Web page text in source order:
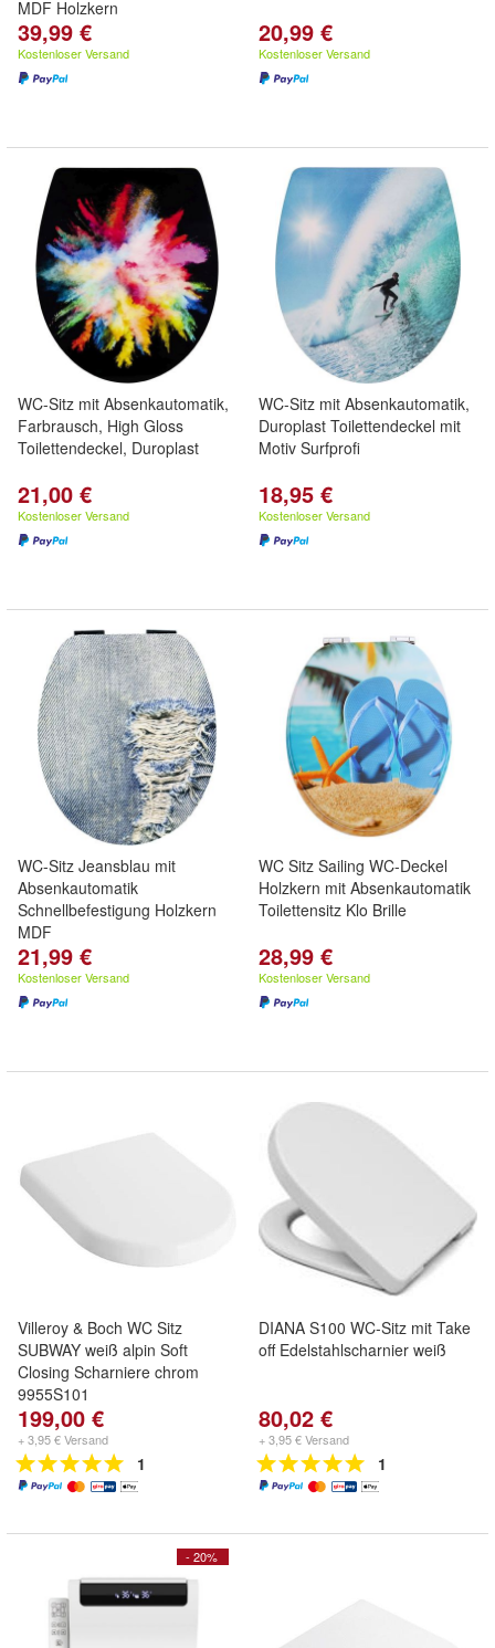
MDF Holzkern
39,99 €
Kostenloser Versand
20,99 €
Kostenloser Versand
WC-Sitz mit Absenkautomatik,
Farbrausch, High Gloss
Toilettendeckel, Duroplast
21,00 €
Kostenloser Versand
WC-Sitz mit Absenkautomatik,
Duroplast Toilettendeckel mit
Motiv Surfprofi
18,95 €
Kostenloser Versand
WC-Sitz Jeansblau mit
Absenkautomatik
Schnellbefestigung Holzkern
MDF
21,99 €
Kostenloser Versand
WC Sitz Sailing WC-Deckel
Holzkern mit Absenkautomatik
Toilettensitz Klo Brille
28,99 €
Kostenloser Versand
Villeroy & Boch WC Sitz
SUBWAY weiß alpin Soft
Closing Scharniere chrom
9955S101
199,00 €
+ 3,95 € Versand
1
DIANA S100 WC-Sitz mit Take
off Edelstahlscharnier weiß
80,02 €
+ 3,95 € Versand
1
- 20%